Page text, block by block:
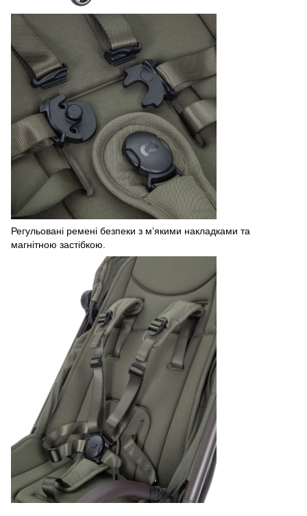
Регульовані ремені безпеки з м’якими накладками та
магнітною застібкою.